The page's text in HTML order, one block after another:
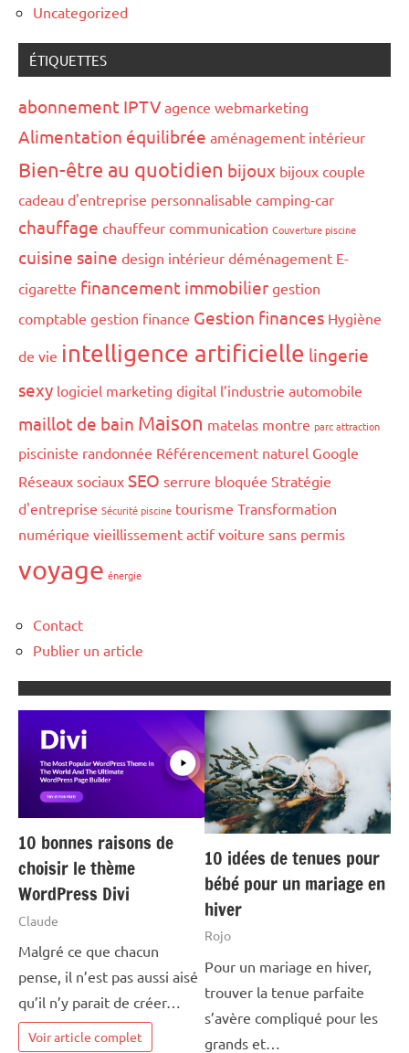
Uncategorized
ÉTIQUETTES
abonnement IPTV agence webmarketing
Alimentation équilibrée aménagement intérieur
Bien-être au quotidien bijoux bijoux couple
cadeau d'entreprise personnalisable camping-car
chauffage chauffeur communication Couverture piscine
cuisine saine design intérieur déménagement E-
cigarette financement immobilier gestion
comptable gestion finance Gestion finances Hygiène
de vie intelligence artificielle lingerie
sexy logiciel marketing digital l’industrie automobile
maillot de bain Maison matelas montre parc attraction
pisciniste randonnée Référencement naturel Google
Réseaux sociaux SEO serrure bloquée Stratégie
d'entreprise Sécurité piscine tourisme Transformation
numérique vieillissement actif voiture sans permis
voyage énergie
Contact
Publier un article
10 bonnes raisons de
choisir le thème
WordPress Divi
Claude
Malgré ce que chacun
pense, il n’est pas aussi aisé
qu’il n’y parait de créer…
Voir article complet
10 idées de tenues pour
bébé pour un mariage en
hiver
Rojo
Pour un mariage en hiver,
trouver la tenue parfaite
s’avère compliqué pour les
grands et…